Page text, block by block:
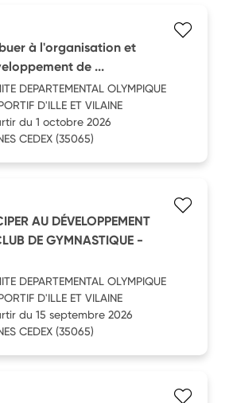
à l'organisation et
de ...
DEPARTEMENTAL OLYMPIQUE
D'ILLE ET VILAINE
du 1 octobre 2026
CEDEX (35065)
AU DÉVELOPPEMENT
DE GYMNASTIQUE -
DEPARTEMENTAL OLYMPIQUE
D'ILLE ET VILAINE
du 15 septembre 2026
CEDEX (35065)